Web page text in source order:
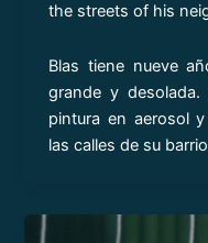
the streets of his
Blas tiene nueve
grande y
pintura en aerosol
las calles de su